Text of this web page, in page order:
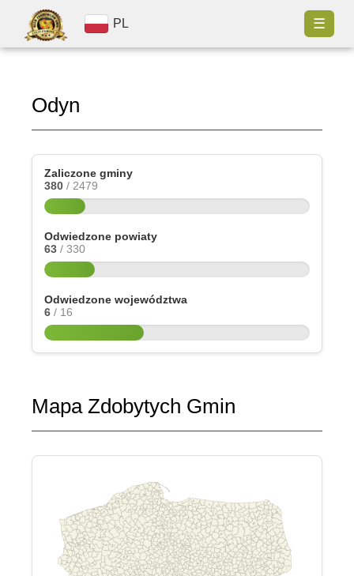
PL ☰
Odyn
Zaliczone gminy
380 / 2479
Odwiedzone powiaty
63 / 330
Odwiedzone województwa
6 / 16
Mapa Zdobytych Gmin